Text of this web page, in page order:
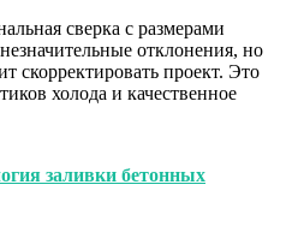
сверка с размерами
отклонения, но
скорректировать проект. Это
холода и качественное
заливки бетонных